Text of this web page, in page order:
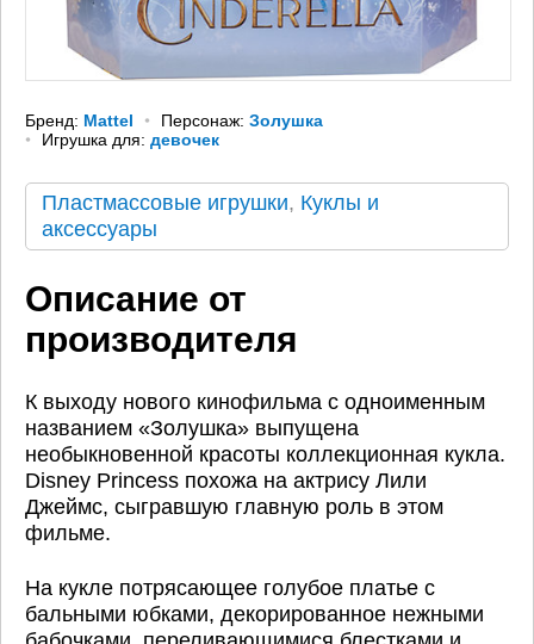
Бренд: Mattel Персонаж: Золушка
Игрушка для: девочек
Пластмассовые игрушки, Куклы и
аксессуары
Описание от
производителя
К выходу нового кинофильма с одноименным
названием «Золушка» выпущена
необыкновенной красоты коллекционная кукла.
Disney Princess похожа на актрису Лили
Джеймс, сыгравшую главную роль в этом
фильме.
На кукле потрясающее голубое платье с
бальными юбками, декорированное нежными